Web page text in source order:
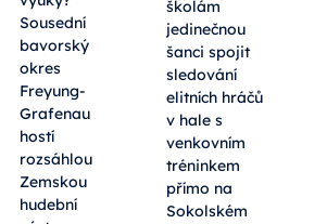
Sousední
bavorský
okres
Freyung-
Grafenau
hostí
rozsáhlou
Zemskou
hudební
školám
jedinečnou
šanci spojit
sledování
elitních hráčů
v hale s
venkovním
tréninkem
přímo na
Sokolském